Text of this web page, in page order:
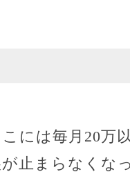
こには毎月20万
止まらなくな